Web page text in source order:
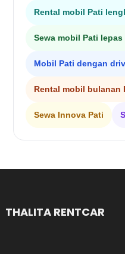
Rental mobil Pati
Sewa mobil Pati
Mobil Pati dengan
Rental mobil bulanan
Sewa Innova Pati
THALITA RENTCAR